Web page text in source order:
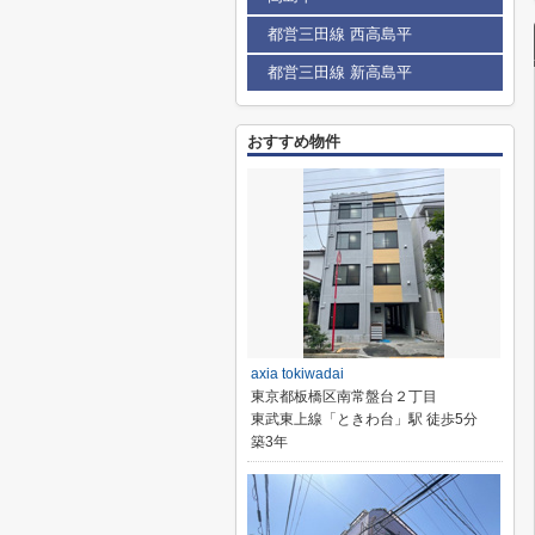
都営三田線 西高島平
都営三田線 新高島平
おすすめ物件
axia tokiwadai
東京都板橋区南常盤台２丁目
東武東上線「ときわ台」駅 徒歩5分
築3年